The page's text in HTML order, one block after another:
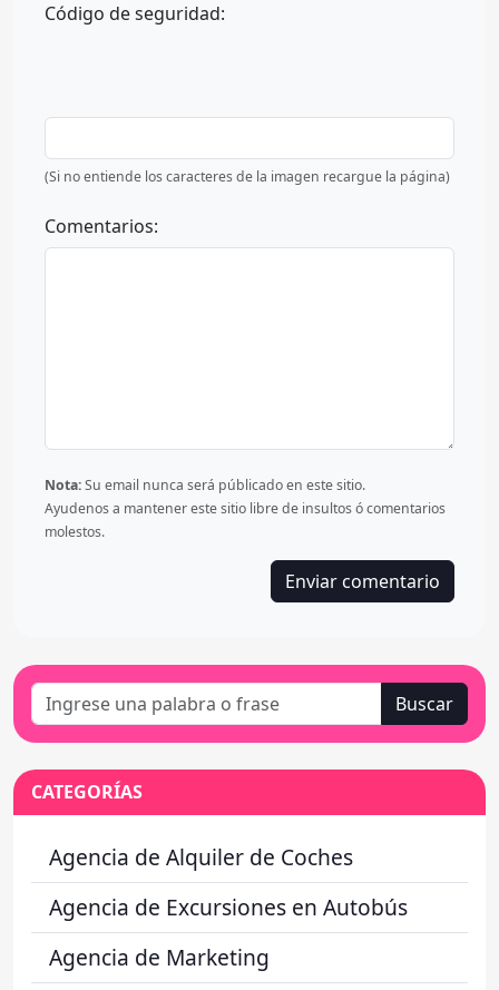
Código de seguridad:
(Si no entiende los caracteres de la imagen recargue la página)
Comentarios:
Nota:Su email nunca será públicado en este sitio.
Ayudenos a mantener este sitio libre de insultos ó comentarios
molestos.
Enviar comentario
Buscar
CATEGORÍAS
Agencia de Alquiler de Coches
Agencia de Excursiones en Autobús
Agencia de Marketing